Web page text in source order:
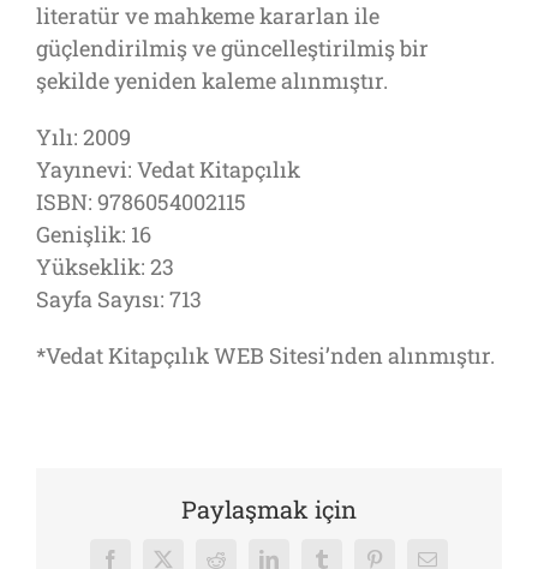
literatür ve mahkeme kararlan ile
güçlendirilmiş ve güncelleştirilmiş bir
şekilde yeniden kaleme alınmıştır.
Yılı: 2009
Yayınevi: Vedat Kitapçılık
ISBN: 9786054002115
Genişlik: 16
Yükseklik: 23
Sayfa Sayısı: 713
*Vedat Kitapçılık WEB Sitesi’nden alınmıştır.
Paylaşmak için